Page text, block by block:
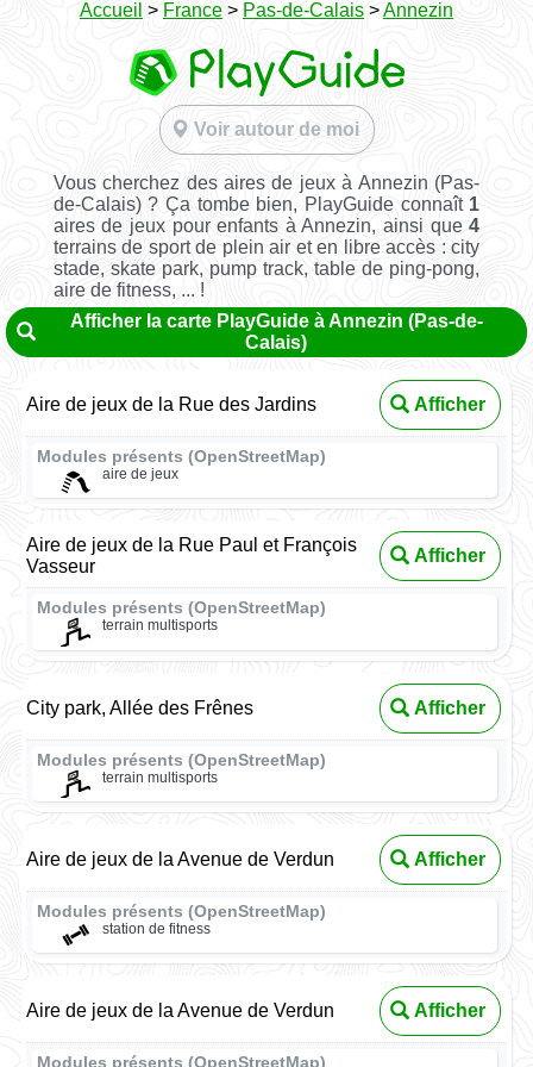
Accueil > France > Pas-de-Calais >Annezin
Voir autour de moi
Vous cherchez des aires de jeux à Annezin (Pas-
de-Calais) ? Ça tombe bien, PlayGuide connaît 1
aires de jeux pour enfants à Annezin, ainsi que4
terrains de sport de plein air et en libre accès : city
stade, skate park, pump track, table de ping-pong,
aire de fitness, ... !
Afficher la carte PlayGuide à Annezin (Pas-de-
Calais)
Aire de jeux de la Rue des Jardins Afficher
Modules présents (OpenStreetMap)
aire de jeux
Aire de jeux de la Rue Paul et François
Vasseur
Afficher
Modules présents (OpenStreetMap)
terrain multisports
City park, Allée des Frênes Afficher
Modules présents (OpenStreetMap)
terrain multisports
Aire de jeux de la Avenue de Verdun Afficher
Modules présents (OpenStreetMap)
station de fitness
Aire de jeux de la Avenue de Verdun Afficher
Modules présents (OpenStreetMap)